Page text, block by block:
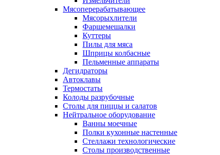
Мясоперерабатывающее
Мясорыхлители
Фаршемешалки
Куттеры
Пилы для мяса
Шприцы колбасные
Пельменные аппараты
Дегидраторы
Автоклавы
Термостаты
Колоды разрубочные
Столы для пиццы и салатов
Нейтральное оборудование
Ванны моечные
Полки кухонные настенные
Стеллажи технологические
Столы производственные